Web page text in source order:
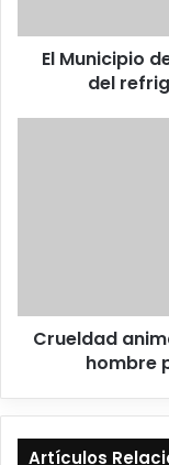
El Municipio
del
Crueldad
hombre
Artículos